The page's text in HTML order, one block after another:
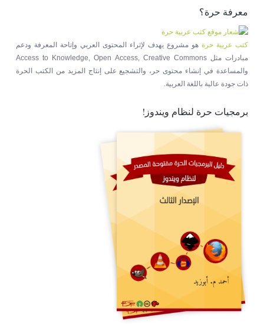
معرفة حرة؟
كتب عربية حرة هو مشروع يهدف لإثراء المحتوى العربي وإتاحة المعرفة ودعم
مبادرات مثل Access to Knowledge, Open Access, Creative Commons
والمساعدة في إنشاء محتوى حر، والتشجيع على إنتاج المزيد من الكتب الحرة
ذات جودة عالية باللغة العربية.
برمجيات حرة لنظام ويندوز!